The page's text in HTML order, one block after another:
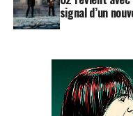
signal d’un